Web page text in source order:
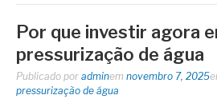
Por que investir agora
pressurização de água
Publicado por adminem novembro 7, 2025
pressurização de água